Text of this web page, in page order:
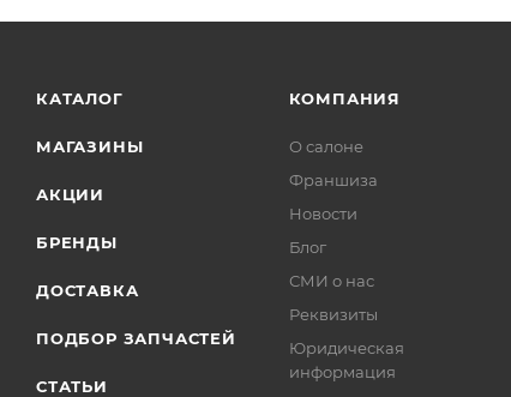
КАТАЛОГ
МАГАЗИНЫ
АКЦИИ
БРЕНДЫ
ДОСТАВКА
ПОДБОР ЗАПЧАСТЕЙ
СТАТЬИ
КОМПАНИЯ
О салоне
Франшиза
Новости
Блог
СМИ о нас
Реквизиты
Юридическая
информация